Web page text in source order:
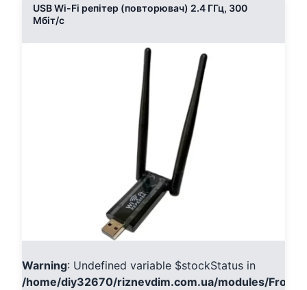
USB Wi-Fi репітер (повторювач) 2.4 ГГц, 300
Мбіт/с
Warning: Undefined variable $stockStatus in
/home/diy32670/riznevdim.com.ua/modules/